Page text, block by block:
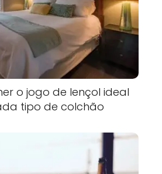
o jogo de lençol ideal
tipo de colchão